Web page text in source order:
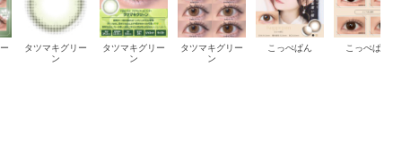
タツマキグリー
ン
タツマキグリー
ン
タツマキグリー
ン
こっぺぱん こっぺぱん